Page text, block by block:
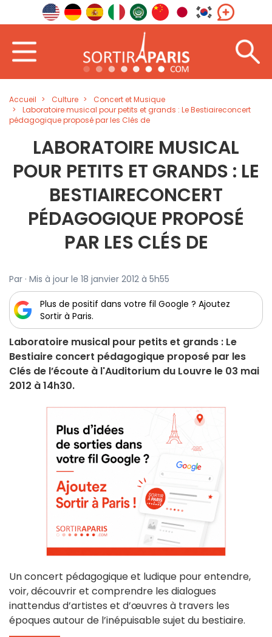
Accueil Culture
Concert et Musique
Laboratoire musical pour petits et grands : Le Bestiaireconcert
pédagogique proposé par les Clés de
LABORATOIRE MUSICAL
POUR PETITS ET GRANDS : LE
BESTIAIRECONCERT
PÉDAGOGIQUE PROPOSÉ
PAR LES CLÉS DE
Par · Mis à jour le 18 janvier 2012 à 5h55
Plus de positif dans votre fil Google ? Ajoutez
Sortir à Paris.
Laboratoire musical pour petits et grands : Le
Bestiaire concert pédagogique proposé par les
Clés de l’écoute à l'Auditorium du Louvre le 03 mai
2012 à 14h30.
Un concert pédagogique et ludique pour entendre,
voir, découvrir et comprendre les dialogues
inattendus d’artistes et d’œuvres à travers les
époques autour de l’inépuisable sujet du bestiaire.